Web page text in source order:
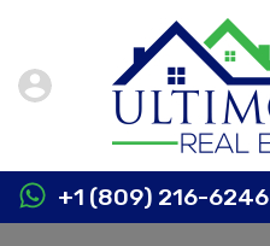
+1 (809) 216-6246